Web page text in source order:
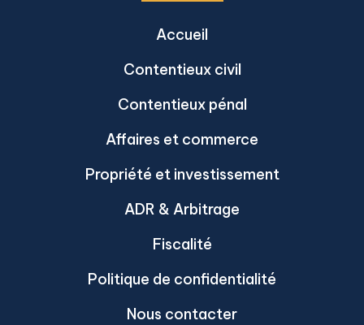
Accueil
Contentieux civil
Contentieux pénal
Affaires et commerce
Propriété et investissement
ADR & Arbitrage
Fiscalité
Politique de confidentialité
Nous contacter